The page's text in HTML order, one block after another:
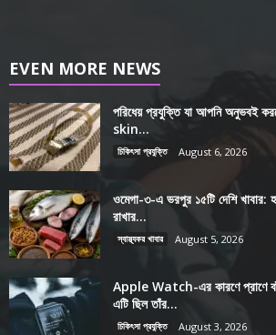
EVEN MORE NEWS
পরিধেয় প্রযুক্তি যা আপনি অনুভবই
skin...
চিকিৎসা প্রযুক্তি August 6, 2026
ওমেগা-৩-এ ভরপুর ১৫টি দেশি খাবার:
রাখার...
স্বাস্থ্যকর খাবার August 5, 2026
Apple Watch-এর কারণে প্রাণে
এটি ছিল তাঁর...
চিকিৎসা প্রযুক্তি August 3, 2026